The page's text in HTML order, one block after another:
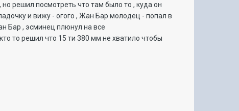
решил посмотреть что там было то , куда он
и вижу - огого , Жан Бар молодец - попал в
Бар , эсминец плюнул на все
то решил что 15 ти 380 мм не хватило чтобы